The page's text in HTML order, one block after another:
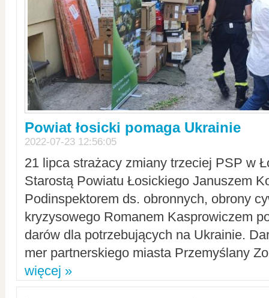
Powiat łosicki pomaga Ukrainie
2022-07-23 12:56:05
21 lipca strażacy zmiany trzeciej PSP w
Starostą Powiatu Łosickiego Januszem
Podinspektorem ds. obronnych, obrony
kryzysowego Romanem Kasprowiczem
darów dla potrzebujących na Ukrainie.
mer partnerskiego miasta Przemyślany
więcej »